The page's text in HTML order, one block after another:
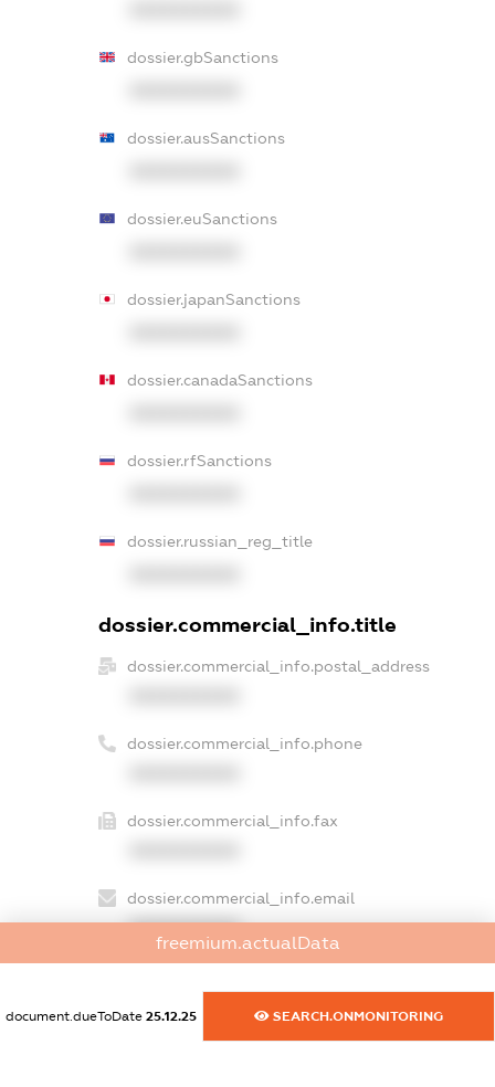
dossier.gbSanctions
dossier.ausSanctions
dossier.euSanctions
dossier.japanSanctions
dossier.canadaSanctions
dossier.rfSanctions
dossier.russian_reg_title
dossier.commercial_info.title
dossier.commercial_info.postal_address
dossier.commercial_info.phone
dossier.commercial_info.fax
dossier.commercial_info.email
XXXXXXXXXX
freemium.actualData
document.dueToDate 25.12.25 SEARCH.ONMONITORING